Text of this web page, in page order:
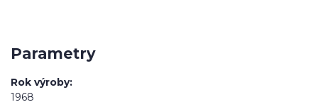
Parametry
Rok výroby
1968